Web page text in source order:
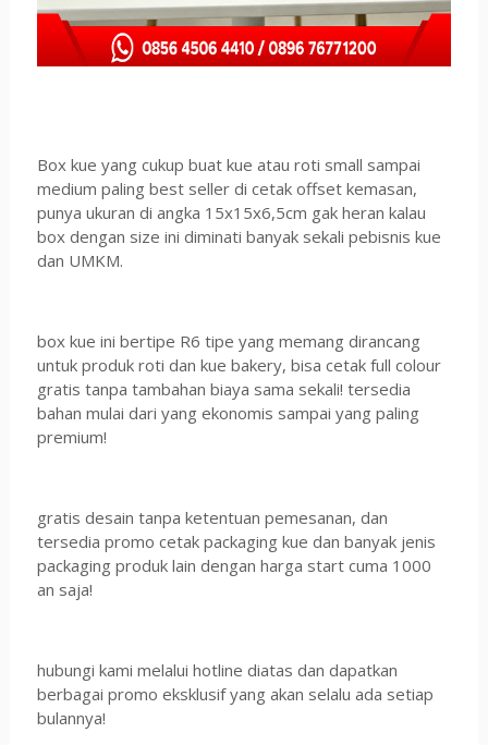
Box kue yang cukup buat kue atau roti small sampai
medium paling best seller di cetak offset kemasan,
punya ukuran di angka 15x15x6,5cm gak heran kalau
box dengan size ini diminati banyak sekali pebisnis kue
dan UMKM.
box kue ini bertipe R6 tipe yang memang dirancang
untuk produk roti dan kue bakery, bisa cetak full colour
gratis tanpa tambahan biaya sama sekali! tersedia
bahan mulai dari yang ekonomis sampai yang paling
premium!
gratis desain tanpa ketentuan pemesanan, dan
tersedia promo cetak packaging kue dan banyak jenis
packaging produk lain dengan harga start cuma 1000
an saja!
hubungi kami melalui hotline diatas dan dapatkan
berbagai promo eksklusif yang akan selalu ada setiap
bulannya!